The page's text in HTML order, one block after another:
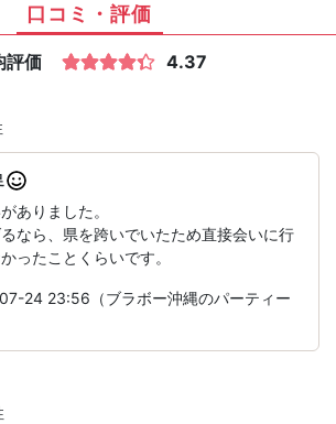
口コミ・評価
評価 4.37
ありました。
なら、県を跨いでいたため直接会いに行
ったことくらいです。
24 23:56（ブラボー沖縄のパーティー